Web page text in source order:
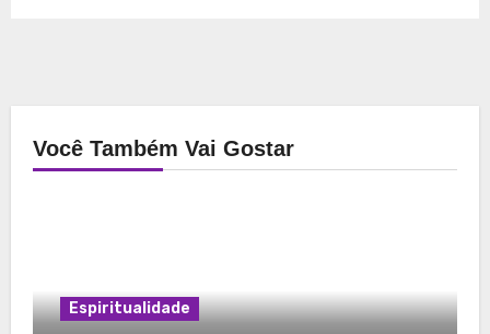
Você Também Vai Gostar
Espiritualidade